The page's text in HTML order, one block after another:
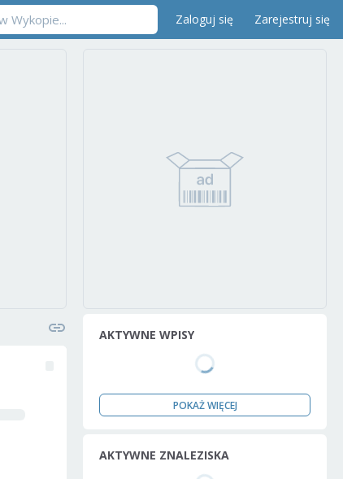
Zaloguj się Zarejestruj się
AKTYWNE WPISY
POKAŻ WIĘCEJ
AKTYWNE ZNALEZISKA